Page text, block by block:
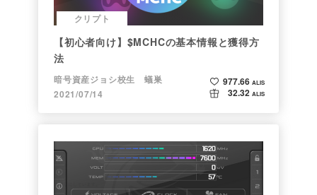
クリプト
【初心者向け】$MCHCの基本情報と獲得方
法
暗号資産ジョシ校生 蟻巣
2021/07/14
977.66 ALIS
32.32 ALIS